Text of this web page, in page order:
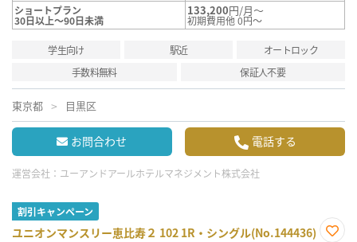
ショートプラン
30日以上～90日未満
133,200円/月～
初期費用他 0円～
学生向け 駅近
オートロック
手数料無料
保証人不要
東京都 目黒区
お問合わせ 電話する
運営会社： ユーアンドアールホテルマネジメント株式会社
割引キャンペーン
ユニオンマンスリー恵比寿２ 102 1R・シングル(No.144436)